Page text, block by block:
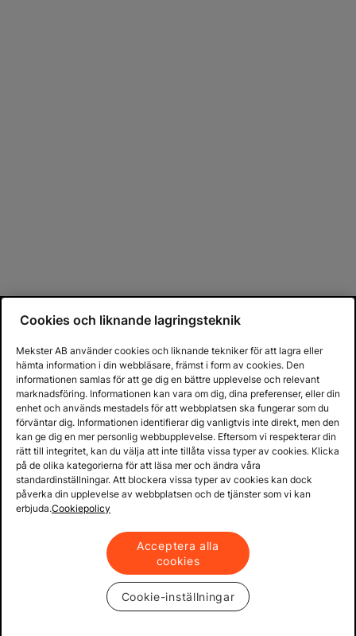
Cookies och liknande lagringsteknik
Mekster AB använder cookies och liknande tekniker för att lagra eller
hämta information i din webbläsare, främst i form av cookies. Den
informationen samlas för att ge dig en bättre upplevelse och relevant
marknadsföring. Informationen kan vara om dig, dina preferenser, eller din
enhet och används mestadels för att webbplatsen ska fungerar som du
förväntar dig. Informationen identifierar dig vanligtvis inte direkt, men den
kan ge dig en mer personlig webbupplevelse. Eftersom vi respekterar din
rätt till integritet, kan du välja att inte tillåta vissa typer av cookies. Klicka
på de olika kategorierna för att läsa mer och ändra våra
standardinställningar. Att blockera vissa typer av cookies kan dock
påverka din upplevelse av webbplatsen och de tjänster som vi kan
erbjuda.Cookiepolicy
Acceptera alla
cookies
Cookie-inställningar